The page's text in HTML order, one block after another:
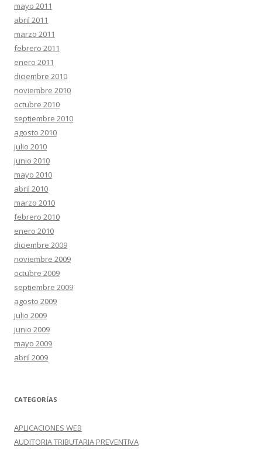
mayo 2011
abril 2011
marzo 2011
febrero 2011
enero 2011
diciembre 2010
noviembre 2010
octubre 2010
septiembre 2010
agosto 2010
julio 2010
junio 2010
mayo 2010
abril 2010
marzo 2010
febrero 2010
enero 2010
diciembre 2009
noviembre 2009
octubre 2009
septiembre 2009
agosto 2009
julio 2009
junio 2009
mayo 2009
abril 2009
CATEGORÍAS
APLICACIONES WEB
AUDITORIA TRIBUTARIA PREVENTIVA